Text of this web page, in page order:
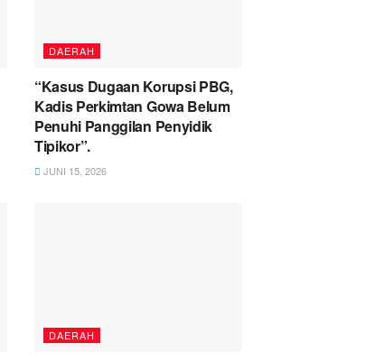
DAERAH
“Kasus Dugaan Korupsi PBG,
Kadis Perkimtan Gowa Belum
Penuhi Panggilan Penyidik
Tipikor”.
JUNI 15, 2026
DAERAH